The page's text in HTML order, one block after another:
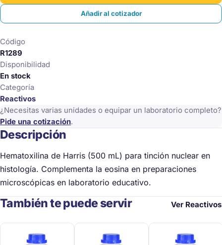
500
Ml
Añadir al cotizador
Código
R1289
Disponibilidad
En stock
Categoría
Reactivos
¿Necesitas varias unidades o equipar un laboratorio completo?
Pide una cotización.
Descripción
Hematoxilina de Harris (500 mL) para tinción nuclear en
histología. Complementa la eosina en preparaciones
microscópicas en laboratorio educativo.
También te puede servir Ver Reactivos